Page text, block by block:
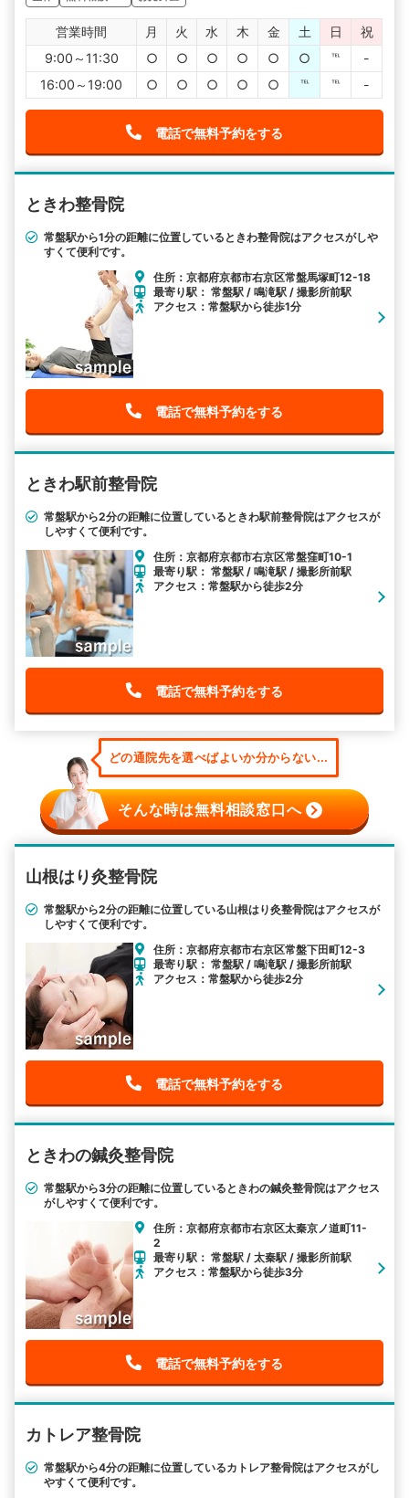
営業時間 月 火 水 木 金 土 日
祝
9:00～11:30
○ ○ ○ ○ ○ ○ ℡
-
16:00～19:00
○ ○ ○ ○ ○ ℡ ℡ -
電話で無料予約をする
ときわ整骨院
常盤駅から1分の距離に位置しているときわ整骨院はアクセスがしや
すくて便利です。
住所：京都府京都市右京区常盤馬塚町12-18
最寄り駅： 常盤駅 / 鳴滝駅 / 撮影所前駅
アクセス：常盤駅から徒歩1分
電話で無料予約をする
ときわ駅前整骨院
常盤駅から2分の距離に位置しているときわ駅前整骨院はアクセスが
しやすくて便利です。
住所：京都府京都市右京区常盤窪町10-1
最寄り駅： 常盤駅 / 鳴滝駅 / 撮影所前駅
アクセス：常盤駅から徒歩2分
電話で無料予約をする
どの通院先を選べばよいか分からない...
そんな時は無料相談窓口へ
山根はり灸整骨院
常盤駅から2分の距離に位置している山根はり灸整骨院はアクセスが
しやすくて便利です。
住所：京都府京都市右京区常盤下田町12-3
最寄り駅： 常盤駅 / 鳴滝駅 / 撮影所前駅
アクセス：常盤駅から徒歩2分
電話で無料予約をする
ときわの鍼灸整骨院
常盤駅から3分の距離に位置しているときわの鍼灸整骨院はアクセス
がしやすくて便利です。
住所：京都府京都市右京区太秦京ノ道町11-
2
最寄り駅： 常盤駅 / 太秦駅 / 撮影所前駅
アクセス：常盤駅から徒歩3分
電話で無料予約をする
カトレア整骨院
常盤駅から4分の距離に位置しているカトレア整骨院はアクセスがし
やすくて便利です。